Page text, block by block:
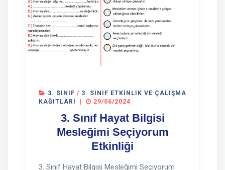
3. SINIF / 3. SINIF ETKINLIK VE ÇALIŞMA
KAĞITLARI
29/06/2024
3. Sınıf Hayat Bilgisi
Mesleğimi Seçiyorum
Etkinliği
3. Sınıf Hayat Bilgisi Mesleğimi Seçiyorum